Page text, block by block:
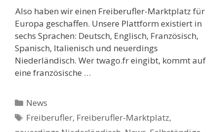
Also haben wir einen Freiberufler-Marktplatz für
Europa geschaffen. Unsere Plattform existiert in
sechs Sprachen: Deutsch, Englisch, Französisch,
Spanisch, Italienisch und neuerdings
Niederländisch. Wer twago.fr eingibt, kommt auf
eine französische …
Kategorien
News
Schlagwörter
Freiberufler, Freiberufler-Marktplatz,